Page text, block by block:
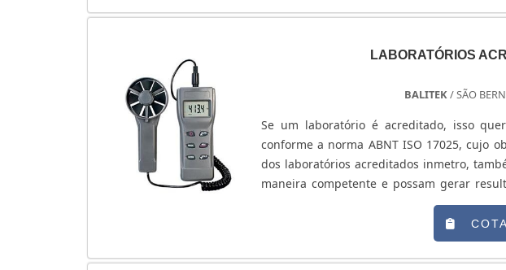
LABORATÓRIOS
BALITEK / SÃO
Se um laboratório é acreditado, isso
conforme a norma ABNT ISO 17025, cujo
dos laboratórios acreditados inmetro,
maneira competente e possam gerar
EQUIPE EFICIÊNTE E
calibração possua equipamentos e
confiáveis para medição, podendo
conforme o sistema internacional de